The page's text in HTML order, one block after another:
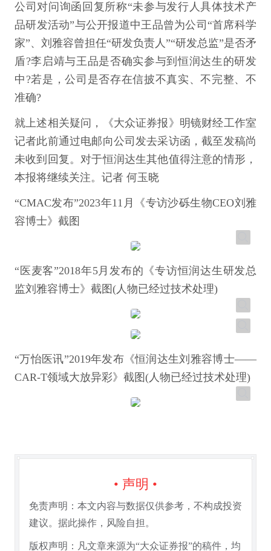
公司对问询函回复所称“未参与发行人具体技术产
品研发活动”与公开报道中王品曾为公司“首席科学
家”、刘雅容曾担任“研发负责人”“研发总监”是否矛
盾?李启靖与王品是否确实参与到恒润达生的研发
中?若是，公司是否存在信披不真实、不完整、不
准确?
就上述相关疑问，《大众证券报》明镜财经工作室
记者此前通过电邮向公司发去采访函，截至发稿尚
未收到回复。对于恒润达生其他值得注意的情形，
本报将继续关注。记者 何玉晓
“CMAC发布”2023年11月《专访沙砾生物CEO刘雅
容博士》截图
“医麦客”2018年5月发布的《专访恒润达生研发总
监刘雅容博士》截图(人物已经过技术处理)
“万怡医讯”2019年发布《恒润达生刘雅容博士——
CAR-T领域大放异彩》截图(人物已经过技术处理)
• 声明 •
免责声明：本文内容与数据仅供参考，不构成投资
建议。据此操作，风险自担。
版权声明：凡文章来源为“大众证券报”的稿件，均